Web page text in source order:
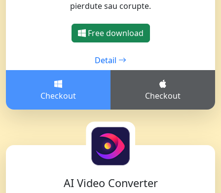
pierdute sau corupte.
Free download
Detail
Checkout Checkout
AI Video Converter